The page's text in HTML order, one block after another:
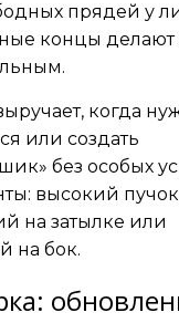
прядей у
концы делают
когда
или создать
без особых
высокий
на затылке или
на бок.